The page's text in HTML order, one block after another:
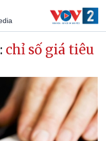
chỉ số giá tiêu